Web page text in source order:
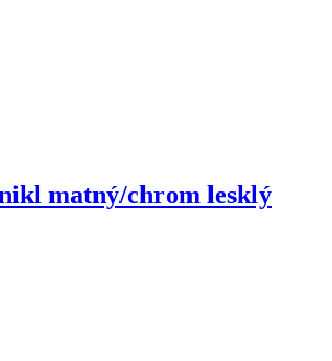
matný/chrom lesklý